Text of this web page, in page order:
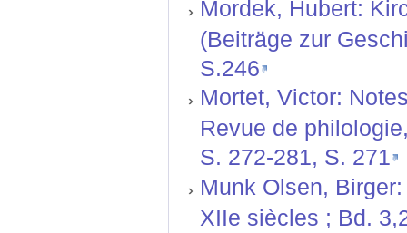
Mordek, Hubert:
(Beiträge zur
S.246
Mortet, Victor:
Revue de
S. 272-281, S. 271
Munk Olsen,
XIIe siècles ; Bd.